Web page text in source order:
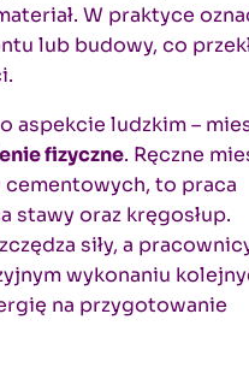
W praktyce
lub budowy, co
aspekcie ludzkim –
fizyczne. Ręczne
cementowych, to praca
stawy oraz kręgosłup.
siły, a
wykonaniu
na przygotowanie